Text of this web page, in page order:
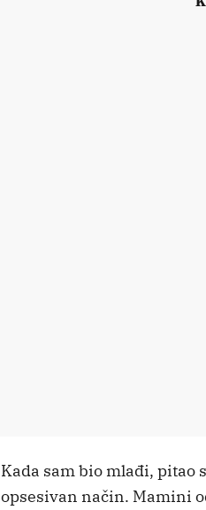
Kada sam bio mlađi, pitao
opsesivan način. Mamini